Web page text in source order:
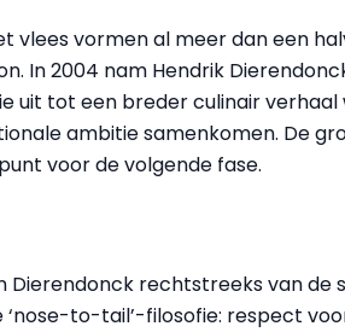
vlees vormen al meer dan een
In 2004 nam Hendrik
uit tot een breder culinair
ambitie samenkomen. De
voor de volgende fase.
Dierendonck rechtstreeks van de
to-tail’-filosofie: respect